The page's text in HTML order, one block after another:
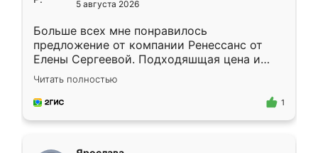
5 августа 2026
Больше всех мне понравилось
предложение от компании Ренессанс от
Елены Сергеевой. Подходяшщая цена и
короткие сроки изготовления. Приехавший
для замера сотрудник Владислав
предложил по моему эскизу самый
Читать полностью
1